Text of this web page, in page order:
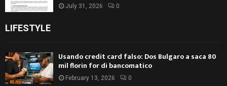
July 31, 2026 0
LIFESTYLE
Usando credit card falso: Dos Bulgaro a saca 80
mil florin for di bancomatico
February 13, 2026 0